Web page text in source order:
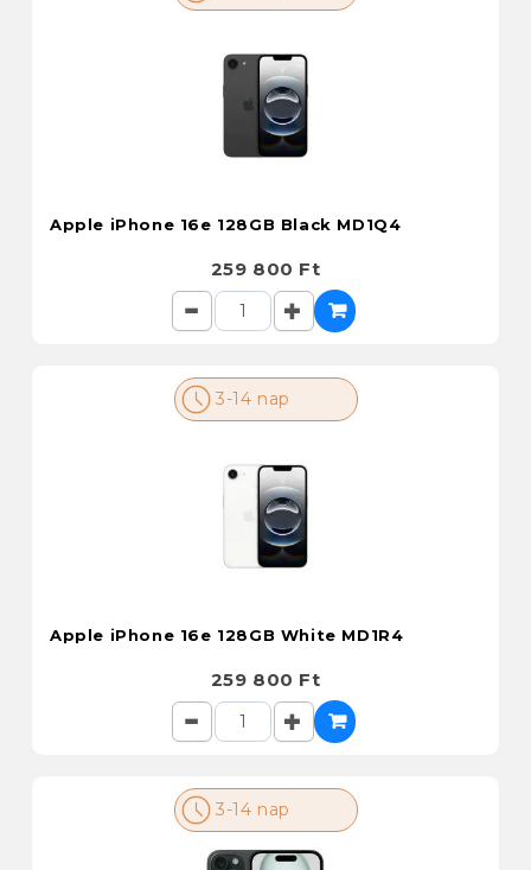
Apple iPhone 16e 128GB Black MD1Q4
259 800 Ft
3-14 nap
Apple iPhone 16e 128GB White MD1R4
259 800 Ft
3-14 nap